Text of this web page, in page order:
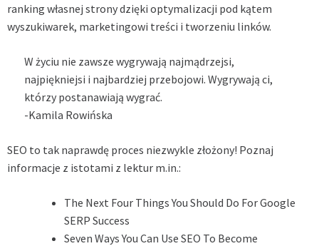
ranking własnej strony dzięki optymalizacji pod kątem
wyszukiwarek, marketingowi treści i tworzeniu linków.
W życiu nie zawsze wygrywają najmądrzejsi,
najpiękniejsi i najbardziej przebojowi. Wygrywają ci,
którzy postanawiają wygrać.
-Kamila Rowińska
SEO to tak naprawdę proces niezwykle złożony! Poznaj
informacje z istotami z lektur m.in.:
The Next Four Things You Should Do For Google
SERP Success
Seven Ways You Can Use SEO To Become